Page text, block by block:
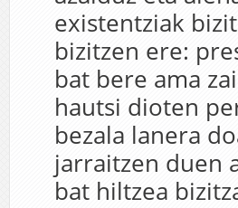
existentziak
bizitzen ere:
bat bere ama
hautsi dioten
bezala lanera
jarraitzen duen
bat hiltzea